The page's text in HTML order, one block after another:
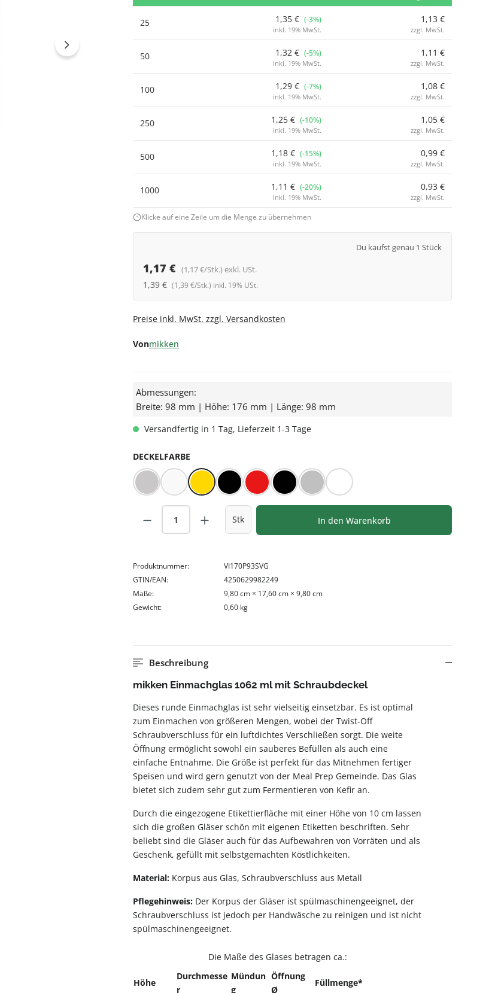
25 1,35 € (-3%)
inkl. 19% MwSt.
1,13 €
zzgl. MwSt.
50 1,32 € (-5%)
inkl. 19% MwSt.
1,11 €
zzgl. MwSt.
100 1,29 € (-7%)
inkl. 19% MwSt.
1,08 €
zzgl. MwSt.
250 1,25 € (-10%)
inkl. 19% MwSt.
1,05 €
zzgl. MwSt.
500 1,18 € (-15%)
inkl. 19% MwSt.
0,99 €
zzgl. MwSt.
1000 1,11 € (-20%)
inkl. 19% MwSt.
0,93 €
zzgl. MwSt.
Klicke auf eine Zeile um die Menge zu übernehmen
Du kaufst genau 1 Stück
1,17 € (1,17 €/Stk.) exkl. USt.
1,39 € (1,39 €/Stk.) inkl. 19% USt.
Preise inkl. MwSt. zzgl. Versandkosten
Vonmikken
Abmessungen:
Breite: 98 mm | Höhe: 176 mm | Länge: 98 mm
Versandfertig in 1 Tag, Lieferzeit 1-3 Tage
DECKELFARBE
BLUESEAL Silber
BLUESEAL Weiß
Gold Orbit™ schwarzRot/Weiß kariert
Schwarz Silber Weiß
Produkt Anzahl: Gib den gewünschten Wert ein
Stk In den Warenkorb
Produktnummer:
VI170P93SVG
GTIN/EAN:
4250629982249
Maße:
9,80 cm × 17,60 cm × 9,80 cm
Gewicht:
0,60 kg
Beschreibung
mikken Einmachglas 1062 ml mit Schraubdeckel
Dieses runde Einmachglas ist sehr vielseitig einsetzbar. Es ist optimal
zum Einmachen von größeren Mengen, wobei der Twist-Off
Schraubverschluss für ein luftdichtes Verschließen sorgt. Die weite
Öffnung ermöglicht sowohl ein sauberes Befüllen als auch eine
einfache Entnahme. Die Größe ist perfekt für das Mitnehmen fertiger
Speisen und wird gern genutzt von der Meal Prep Gemeinde. Das Glas
bietet sich zudem sehr gut zum Fermentieren von Kefir an.
Durch die eingezogene Etikettierfläche mit einer Höhe von 10 cm lassen
sich die großen Gläser schön mit eigenen Etiketten beschriften. Sehr
beliebt sind die Gläser auch für das Aufbewahren von Vorräten und als
Geschenk, gefüllt mit selbstgemachten Köstlichkeiten.
Material: Korpus aus Glas, Schraubverschluss aus Metall
Pflegehinweis: Der Korpus der Gläser ist spülmaschinengeeignet, der
Schraubverschluss ist jedoch per Handwäsche zu reinigen und ist nicht
spülmaschinengeeignet.
Die Maße des Glases betragen ca.:
Höhe
Durchmesse
r
Mündun
g
Öffnung
Ø
Füllmenge*